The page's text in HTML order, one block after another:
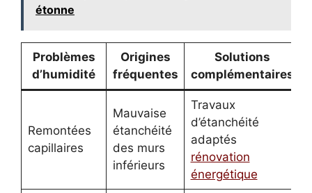
étonne
Problèmes
d’humidité
Origines
fréquentes
Solutions
complémentaires
Remontées
capillaires
Mauvaise
étanchéité
des murs
inférieurs
Travaux
d’étanchéité
adaptés
rénovation
énergétique